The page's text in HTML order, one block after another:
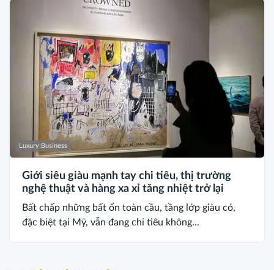
Luxury Business
Giới siêu giàu mạnh tay chi tiêu, thị trường
nghệ thuật và hàng xa xỉ tăng nhiệt trở lại
Bất chấp những bất ổn toàn cầu, tầng lớp giàu có,
đặc biệt tại Mỹ, vẫn đang chi tiêu không...